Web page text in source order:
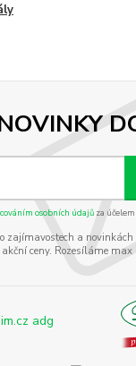
osobních údajůza
zajímavostech a
akční ceny. Rozesíláme